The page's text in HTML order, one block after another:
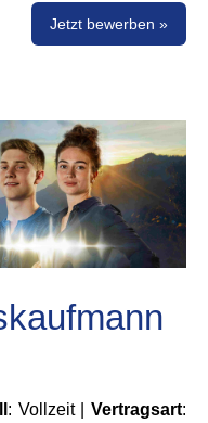
Jetzt bewerben »
: Vollzeit |Vertragsart: